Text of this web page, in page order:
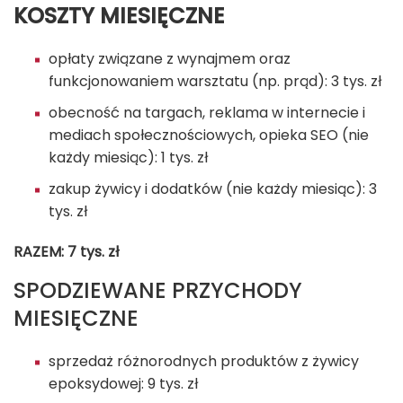
KOSZTY MIESIĘCZNE
opłaty związane z wynajmem oraz
funkcjonowaniem warsztatu (np. prąd): 3 tys. zł
obecność na targach, reklama w internecie i
mediach społecznościowych, opieka SEO (nie
każdy miesiąc): 1 tys. zł
zakup żywicy i dodatków (nie każdy miesiąc): 3
tys. zł
RAZEM: 7 tys. zł
SPODZIEWANE PRZYCHODY
MIESIĘCZNE
sprzedaż różnorodnych produktów z żywicy
epoksydowej: 9 tys. zł